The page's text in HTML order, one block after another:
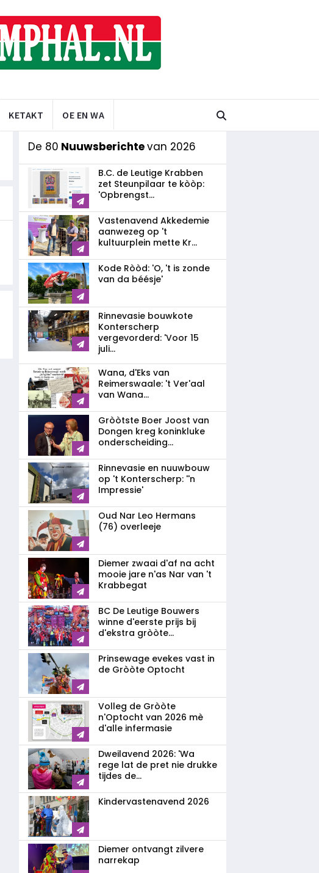
KETAKT OE EN WA
De 80 Nuuwsberichtevan 2026
B.C. de Leutige Krabben
zet Steunpilaar te kòòp:
'Opbrengst...
Vastenavend Akkedemie
aanwezeg op 't
kultuurplein mette Kr...
Kode Ròòd: 'O, 't is zonde
van da béésje'
Rinnevasie bouwkote
Konterscherp
vergevorderd: 'Voor 15
juli...
Wana, d'Eks van
Reimerswaale: 't Ver'aal
van Wana...
Gròòtste Boer Joost van
Dongen kreg koninkluke
onderscheiding...
Rinnevasie en nuuwbouw
op 't Konterscherp: ''n
Impressie'
Oud Nar Leo Hermans
(76) overleeje
Diemer zwaai d'af na acht
mooie jare n'as Nar van 't
Krabbegat
BC De Leutige Bouwers
winne d'eerste prijs bij
d'ekstra gròòte...
Prinsewage evekes vast in
de Gròòte Optocht
Volleg de Gròòte
n'Optocht van 2026 mè
d'alle infermasie
Dweilavend 2026: 'Wa
rege lat de pret nie drukke
tijdes de...
Kindervastenavend 2026
Diemer ontvangt zilvere
narrekap